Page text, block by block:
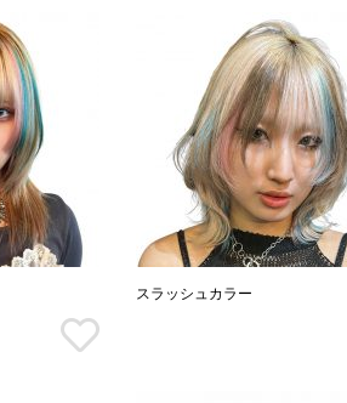
スラッシュカラー